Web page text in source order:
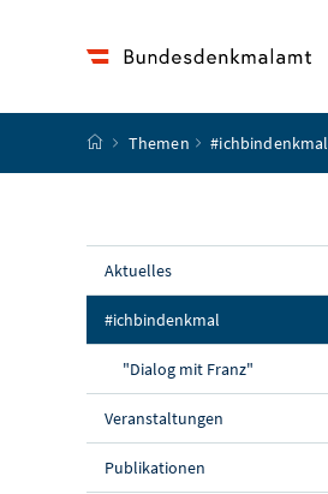
Startseite
Themen #ichbindenkmal
Aktuelles
#ichbindenkmal(aktuelle Seite)
"Dialog mit Franz"
Veranstaltungen
Publikationen